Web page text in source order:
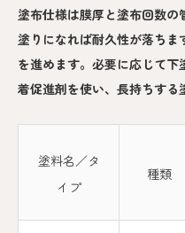
塗布仕様は膜厚と塗布回数
塗りになれば耐久性が落ち
を進めます。必要に応じて
着促進剤を使い、長持ちする
塗料名／タ
イプ
種類